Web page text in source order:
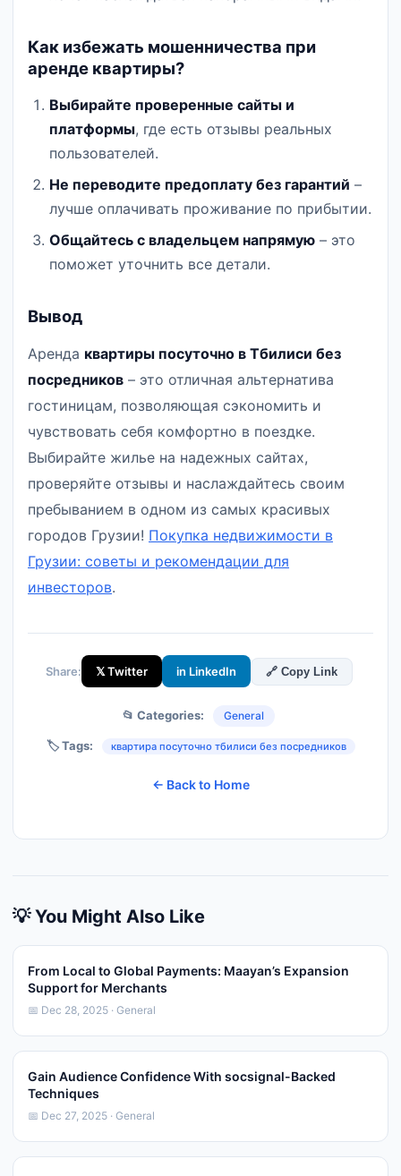
Как избежать мошенничества при
аренде квартиры?
Выбирайте проверенные сайты и
платформы, где есть отзывы реальных
пользователей.
Не переводите предоплату без гарантий –
лучше оплачивать проживание по прибытии.
Общайтесь с владельцем напрямую – это
поможет уточнить все детали.
Вывод
Аренда квартиры посуточно в Тбилиси без
посредников – это отличная альтернатива
гостиницам, позволяющая сэкономить и
чувствовать себя комфортно в поездке.
Выбирайте жилье на надежных сайтах,
проверяйте отзывы и наслаждайтесь своим
пребыванием в одном из самых красивых
городов Грузии! Покупка недвижимости в
Грузии: советы и рекомендации для
инвесторов.
Share: 𝕏 Twitter in LinkedIn 🔗 Copy Link
📂 Categories: General
🏷️ Tags: квартира посуточно тбилиси без посредников
← Back to Home
💡 You Might Also Like
From Local to Global Payments: Maayan’s Expansion
Support for Merchants
📅 Dec 28, 2025 · General
Gain Audience Confidence With socsignal-Backed
Techniques
📅 Dec 27, 2025 · General